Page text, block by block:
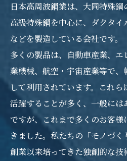
日本高周波鋼業は、大同特殊鋼
高級特殊鋼を中心に、ダクタ
などを製造している会社です。
多くの製品は、自動車産業、
業機械、航空・宇宙産業等で、
して利用されています。これ
活躍することが多く、一般に
ですが、これまで多くのお客様
きました。私たちの「モノづく
創業以来培ってきた独創的な技